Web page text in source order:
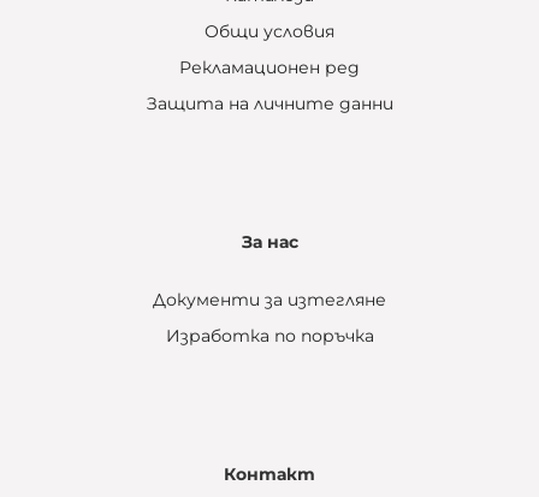
Общи условия
Рекламационен ред
Защита на личните данни
За нас
Документи за изтегляне
Изработка по поръчка
Контакт